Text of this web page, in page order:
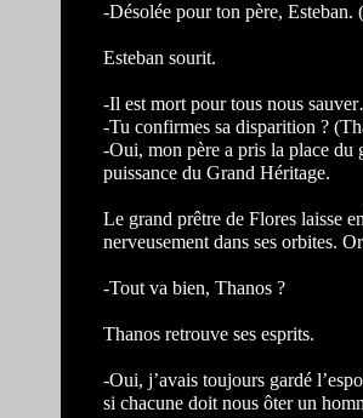
-Désolée pour ton père, Esteban.
Esteban sourit.
-Il est mort pour tous nous
-Tu confirmes sa disparition ?
-Oui, mon père a pris la place du
puissance du Grand Héritage.
Le grand prêtre de Flores laisse
nerveusement dans ses orbites.
-Tout va bien, Thanos ?
Thanos retrouve ses esprits.
-Oui, j’avais toujours gardé
si chacune doit nous ôter un